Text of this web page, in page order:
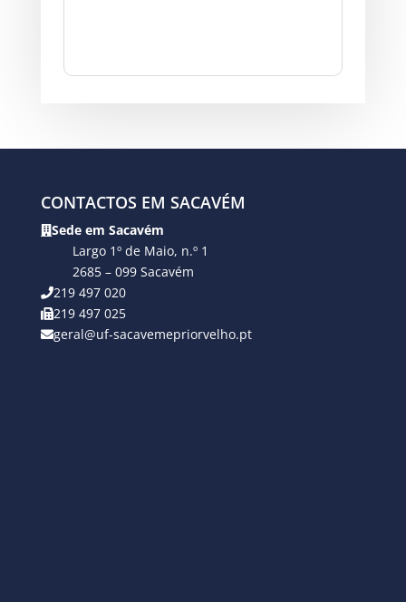
CONTACTOS EM SACAVÉM
Sede em Sacavém
Largo 1º de Maio, n.º 1
2685 – 099 Sacavém
219 497 020
219 497 025
geral@uf-sacavemepriorvelho.pt